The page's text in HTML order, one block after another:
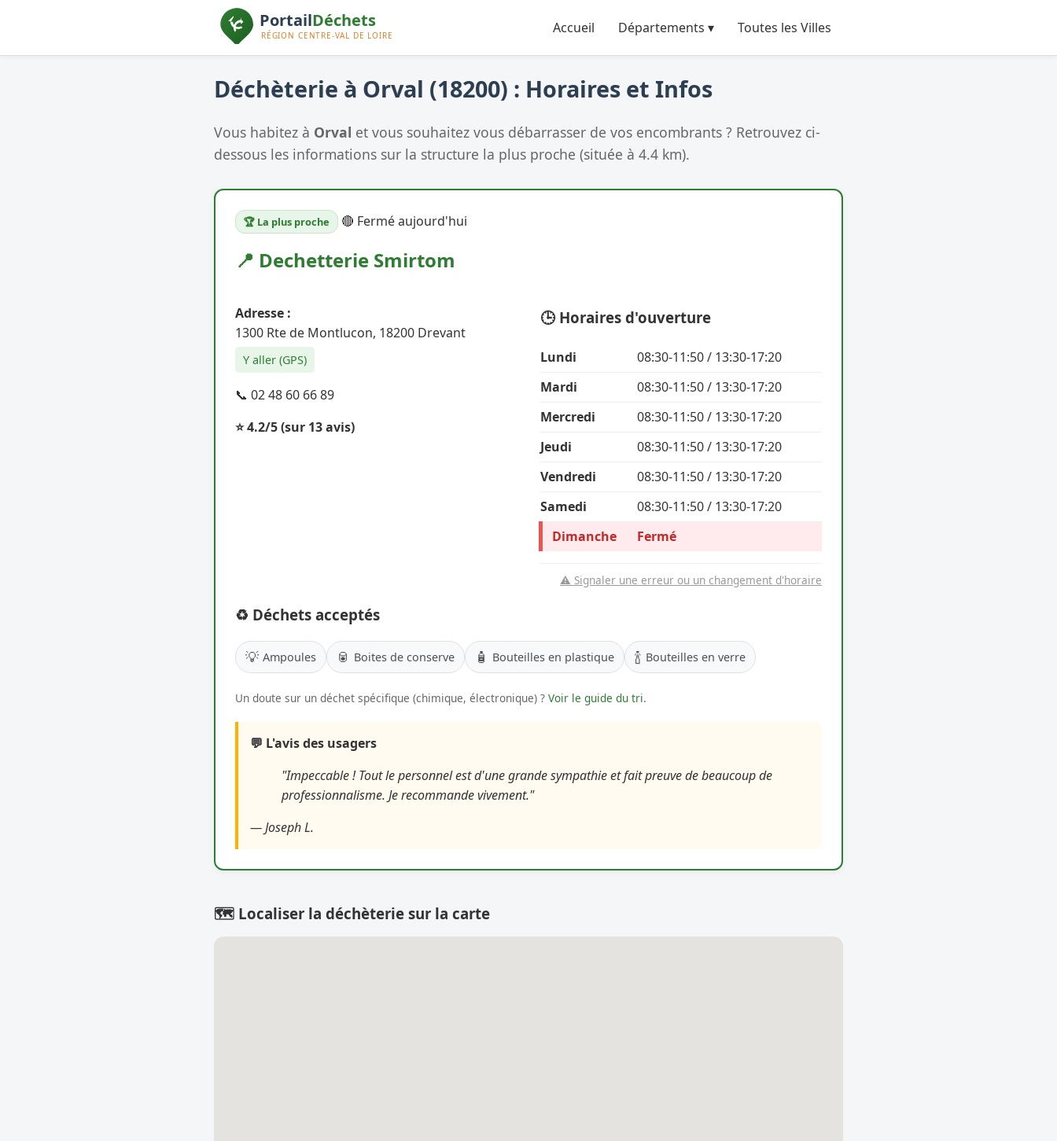
Accueil Départements ▾ Toutes les Villes
Déchèterie à Orval (18200) : Horaires et Infos
Vous habitez à Orval et vous souhaitez vous débarrasser de vos encombrants ? Retrouvez ci-
dessous les informations sur la structure la plus proche (située à 4.4 km).
🏆 La plus proche 🔴 Fermé aujourd'hui
📍 Dechetterie Smirtom
Adresse :
1300 Rte de Montlucon, 18200 Drevant
Y aller (GPS)
📞 02 48 60 66 89
⭐ 4.2/5(sur 13 avis)
🕒 Horaires d'ouverture
Lundi
08:30-11:50 / 13:30-17:20
Mardi
08:30-11:50 / 13:30-17:20
Mercredi
08:30-11:50 / 13:30-17:20
Jeudi
08:30-11:50 / 13:30-17:20
Vendredi
08:30-11:50 / 13:30-17:20
Samedi
08:30-11:50 / 13:30-17:20
Dimanche
Fermé
⚠️ Signaler une erreur ou un changement d'horaire
♻️ Déchets acceptés
💡 Ampoules 🥫 Boites de conserve 🧴 Bouteilles en plastique 🍾 Bouteilles en verre
Un doute sur un déchet spécifique (chimique, électronique) ? Voir le guide du tri.
💬 L'avis des usagers
"Impeccable ! Tout le personnel est d'une grande sympathie et fait preuve de beaucoup de
professionnalisme. Je recommande vivement."
— Joseph L.
🗺️ Localiser la déchèterie sur la carte